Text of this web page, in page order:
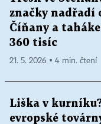
značky nadřadí
Číňany a
360 tisíc
21. 5. 2026 ▪ 4 min. čtení
Liška v
evropské